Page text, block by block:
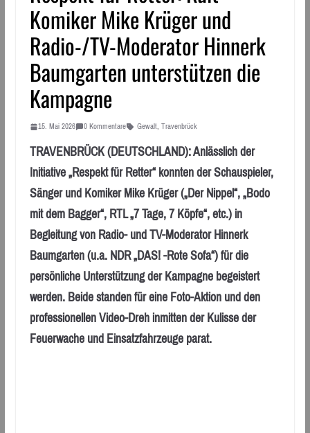
Komiker Mike Krüger und
Radio-/TV-Moderator Hinnerk
Baumgarten unterstützen die
Kampagne
15. Mai 2026 0 Kommentare Gewalt, Travenbrück
TRAVENBRÜCK (DEUTSCHLAND): Anlässlich der
Initiative „Respekt für Retter“ konnten der Schauspieler,
Sänger und Komiker Mike Krüger („Der Nippel“, „Bodo
mit dem Bagger“, RTL „7 Tage, 7 Köpfe“, etc.) in
Begleitung von Radio- und TV-Moderator Hinnerk
Baumgarten (u.a. NDR „DAS! -Rote Sofa“) für die
persönliche Unterstützung der Kampagne begeistert
werden. Beide standen für eine Foto-Aktion und den
professionellen Video-Dreh inmitten der Kulisse der
Feuerwache und Einsatzfahrzeuge parat.